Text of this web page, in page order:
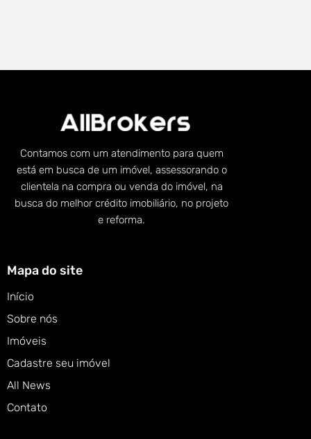
Contamos com um atendimento para quem
está em busca de um imóvel, assessorando o
clientela na compra ou venda do imóvel, na
busca do melhor crédito imobiliário, no projeto
e reforma.
Mapa do site
Início
Sobre nós
Imóveis
Cadastre seu imóvel
All News
Contato